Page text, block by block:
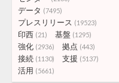
データ (7495)
プレスリリース (19523)
印西 (21) 基盤 (1295)
強化 (2936) 拠点 (443)
接続 (1130) 支援 (5137)
活用 (5661)